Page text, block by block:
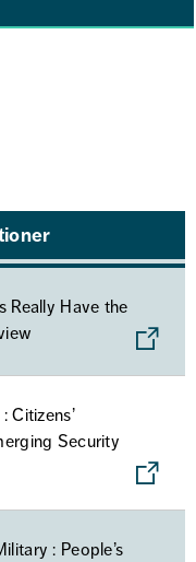
Really Have the
Citizens’
Security
: People’s